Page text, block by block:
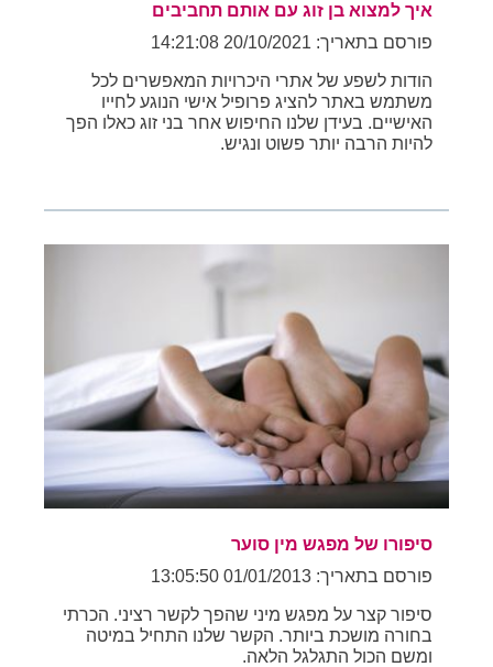
איך למצוא בן זוג עם אותם תחביבים
פורסם בתאריך: 20/10/2021 14:21:08
הודות לשפע של אתרי היכרויות המאפשרים לכל
משתמש באתר להציג פרופיל אישי הנוגע לחייו
האישיים. בעידן שלנו החיפוש אחר בני זוג כאלו הפך
להיות הרבה יותר פשוט ונגיש.
סיפורו של מפגש מין סוער
פורסם בתאריך: 01/01/2013 13:05:50
סיפור קצר על מפגש מיני שהפך לקשר רציני. הכרתי
בחורה מושכת ביותר. הקשר שלנו התחיל במיטה
ומשם הכול התגלגל הלאה.